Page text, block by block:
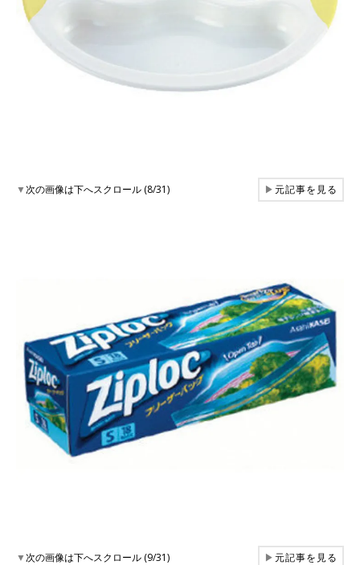
▼次の画像は下へスクロール (8/31) ▶元記事を見る
▼次の画像は下へスクロール (9/31) ▶元記事を見る